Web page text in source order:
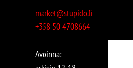
market@stupido.fi
+358 50 4708664
Avoinna: